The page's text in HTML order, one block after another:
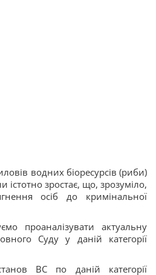
водних біоресурсів (риби)
істотно зростає, що, зрозуміло,
осіб до кримінальної
проаналізувати актуальну
Суду у даній категорії
ВС по даній категорії